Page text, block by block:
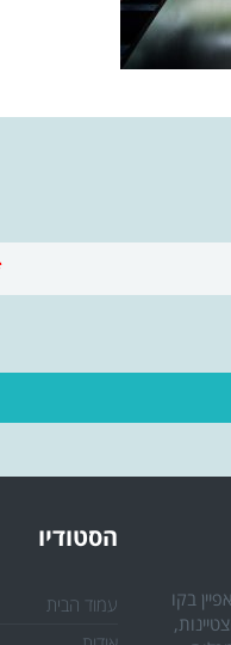
בקו
הסטודיו
עמוד הבית